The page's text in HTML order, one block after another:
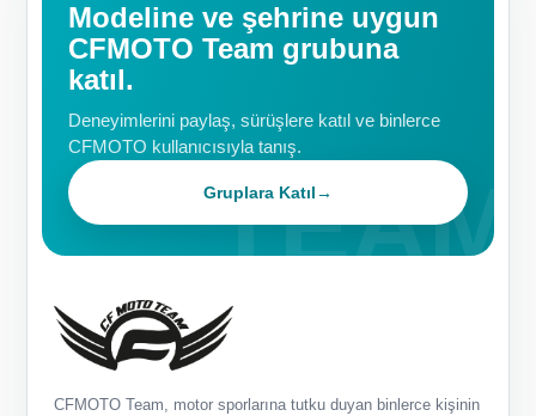
Modeline ve şehrine uygun
CFMOTO Team grubuna
katıl.
Deneyimlerini paylaş, sürüşlere katıl ve binlerce
CFMOTO kullanıcısıyla tanış.
Gruplara Katıl→
CFMOTO Team, motor sporlarına tutku duyan binlerce kişinin